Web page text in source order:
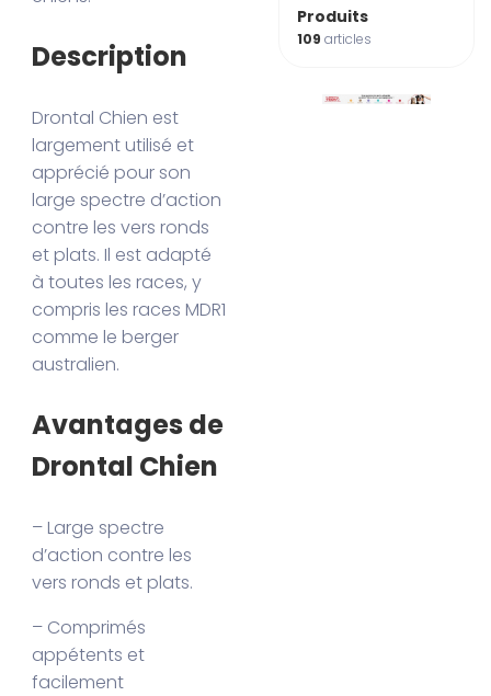
Description
Drontal Chien est
largement utilisé et
apprécié pour son
large spectre d’action
contre les vers ronds
et plats. Il est adapté
à toutes les races, y
compris les races MDR1
comme le berger
australien.
Avantages de
Drontal Chien
– Large spectre
d’action contre les
vers ronds et plats.
– Comprimés
appétents et
facilement
Produits
109articles